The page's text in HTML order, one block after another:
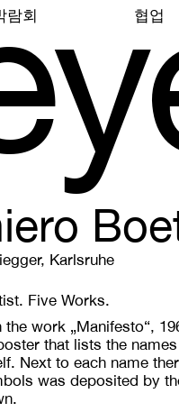
y
람회 협업
Karlsruhe
Five Works.
work „Manifesto“,
that lists the
Next to each name
was deposited by